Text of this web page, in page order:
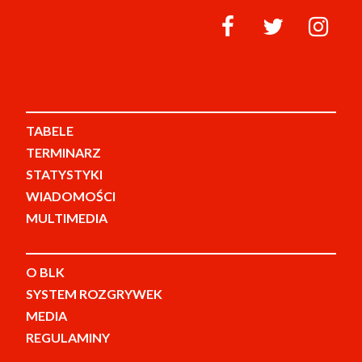
TABELE
TERMINARZ
STATYSTYKI
WIADOMOŚCI
MULTIMEDIA
O BLK
SYSTEM ROZGRYWEK
MEDIA
REGULAMINY